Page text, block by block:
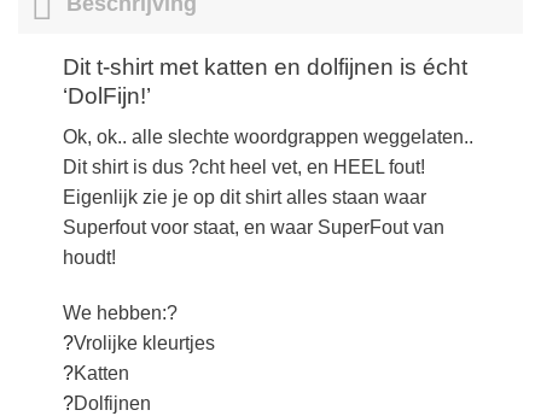
Dit t-shirt met katten en dolfijnen is écht
‘DolFijn!’
Ok, ok.. alle slechte woordgrappen weggelaten..
Dit shirt is dus ?cht heel vet, en HEEL fout!
Eigenlijk zie je op dit shirt alles staan waar
Superfout voor staat, en waar SuperFout van
houdt!
We hebben:?
?Vrolijke kleurtjes
?Katten
?Dolfijnen